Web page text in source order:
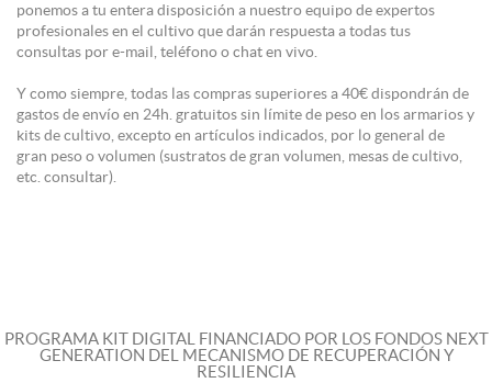
ponemos a tu entera disposición a nuestro equipo de expertos
profesionales en el cultivo que darán respuesta a todas tus
consultas por e-mail, teléfonoo chat en vivo.
Y como siempre, todas las compras superiores a 40€ dispondrán de
gastos de envío en 24h. gratuitos sin límite de peso en los armarios y
kits de cultivo, excepto en artículos indicados, por lo general de
gran peso o volumen (sustratos de gran volumen, mesas de cultivo,
etc. consultar).
PROGRAMA KIT DIGITAL FINANCIADO POR LOS FONDOS NEXT
GENERATION DEL MECANISMO DE RECUPERACIÓN Y
RESILIENCIA